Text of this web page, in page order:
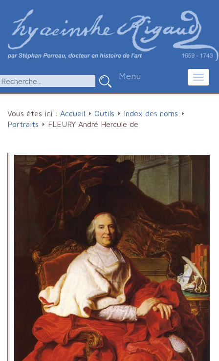
Menu
Vous êtes ici : Accueil Outils
Index des noms
Portraits
FLEURY André Hercule de